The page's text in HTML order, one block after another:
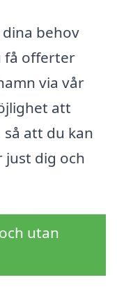
behov
få offerter
via vår
att
att du kan
just dig och
utan